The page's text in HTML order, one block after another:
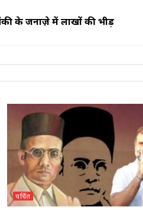
के जनाज़े में लाखों की भीड़
चर्चित